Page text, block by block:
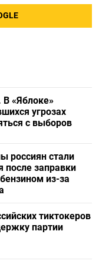
В «Яблоке»
угрозах
с выборов
россиян стали
после заправки
из-за
тиктокеров
партии